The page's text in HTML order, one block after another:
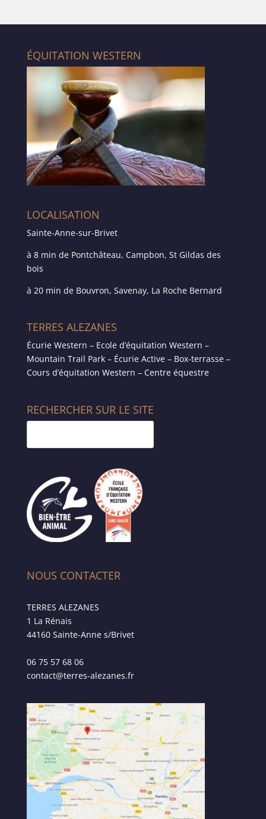
ÉQUITATION WESTERN
LOCALISATION
Sainte-Anne-sur-Brivet
à 8 min de Pontchâteau, Campbon, St Gildas des
bois
à 20 min de Bouvron, Savenay, La Roche Bernard
TERRES ALEZANES
Écurie Western – Ecole d’équitation Western –
Mountain Trail Park – Écurie Active – Box-terrasse –
Cours d’équitation Western – Centre équestre
RECHERCHER SUR LE SITE
NOUS CONTACTER
TERRES ALEZANES
1 La Rénais
44160 Sainte-Anne s/Brivet
06 75 57 68 06
contact@terres-alezanes.fr